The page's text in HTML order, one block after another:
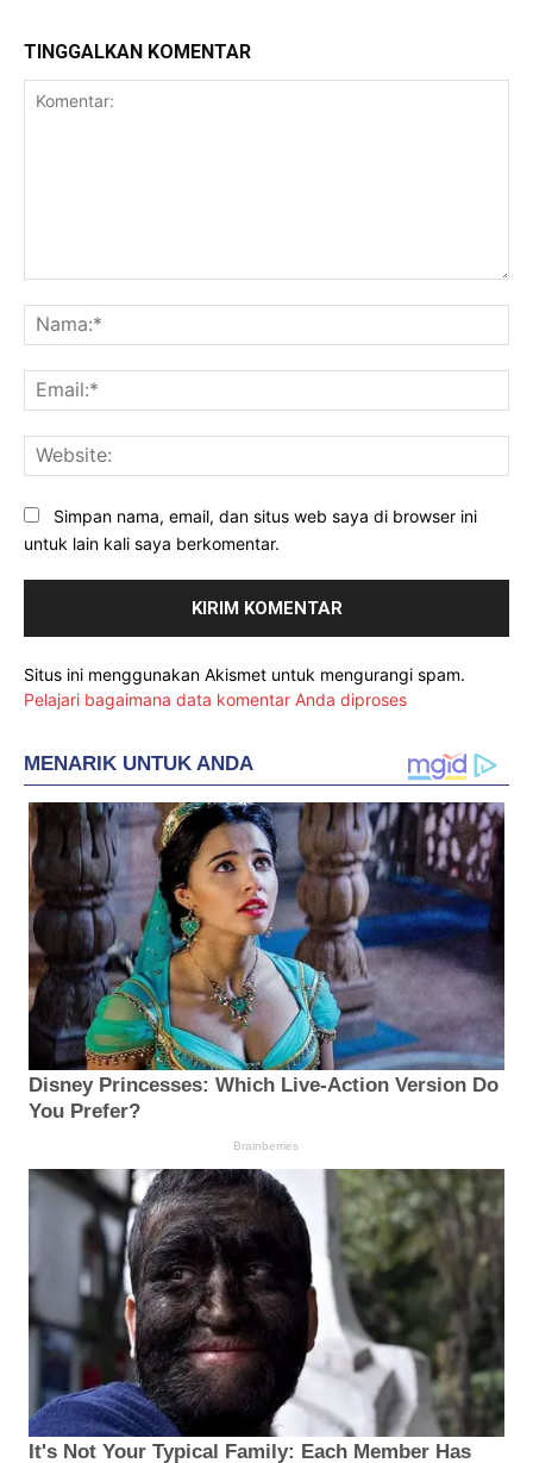
TINGGALKAN KOMENTAR
Simpan nama, email, dan situs web saya di browser ini
untuk lain kali saya berkomentar.
Situs ini menggunakan Akismet untuk mengurangi spam.
Pelajari bagaimana data komentar Anda diproses